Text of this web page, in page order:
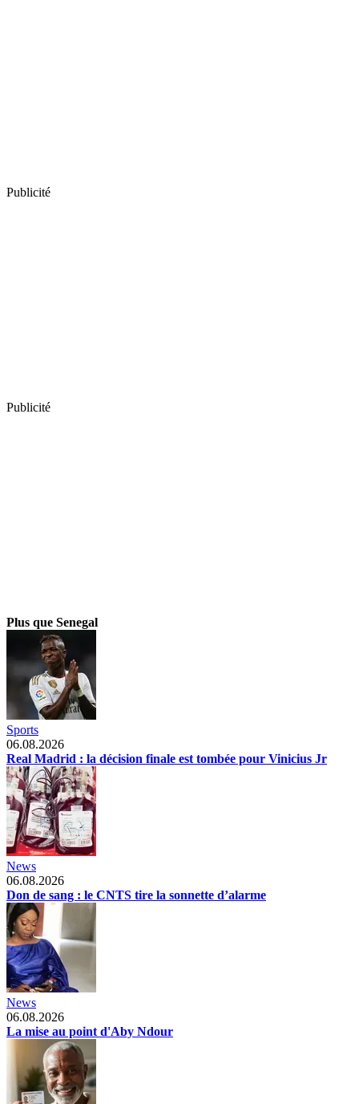
Publicité
Publicité
Plus que Senegal
Sports
06.08.2026
Real Madrid : la décision finale est tombée pour Vinicius Jr
News
06.08.2026
Don de sang : le CNTS tire la sonnette d’alarme
News
06.08.2026
La mise au point d'Aby Ndour